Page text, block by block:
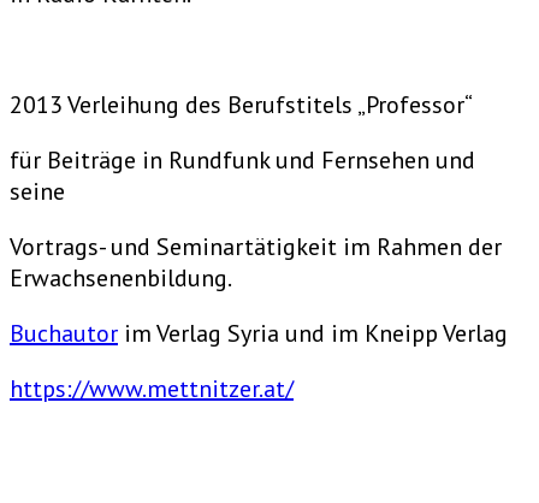
2013 Verleihung des Berufstitels „Professor“
für Beiträge in Rundfunk und Fernsehen und
seine
Vortrags- und Seminartätigkeit im Rahmen der
Erwachsenenbildung.
Buchautor im Verlag Syria und im Kneipp Verlag
https://www.mettnitzer.at/